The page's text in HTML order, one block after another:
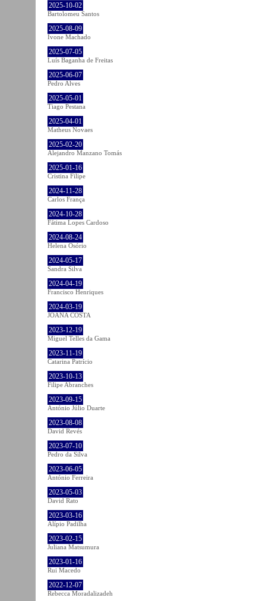
2025-10-02
Bartolomeu Santos
2025-08-09
Ivone Machado
2025-07-05
Luís Baganha de Freitas
2025-06-07
Pedro Alves
2025-05-01
Tiago Pestana
2025-04-01
Matheus Novaes
2025-02-20
Alejandro Manzano Tomás
2025-01-16
Cristina Filipe
2024-11-28
Carlos França
2024-10-28
Fátima Lopes Cardoso
2024-08-24
Helena Osório
2024-05-17
Sandra Silva
2024-04-19
Francisco Henriques
2024-03-19
JOANA COSTA
2023-12-19
Miguel Telles da Gama
2023-11-19
Catarina Patrício
2023-10-13
Filipe Abranches
2023-09-15
António Júlio Duarte
2023-08-08
David Revés
2023-07-10
Pedro da Silva
2023-06-05
António Ferreira
2023-05-03
David Rato
2023-03-16
Alípio Padilha
2023-02-15
Juliana Matsumura
2023-01-16
Rui Macedo
2022-12-07
Rebecca Moradalizadeh